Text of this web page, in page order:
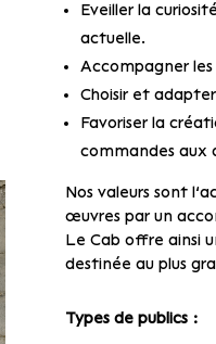
Eveiller la
actuelle.
Accompagner
Choisir et
Favoriser la
commandes aux
Nos valeurs sont
œuvres par un
Le Cab offre ainsi
destinée au plus
Types de publics :